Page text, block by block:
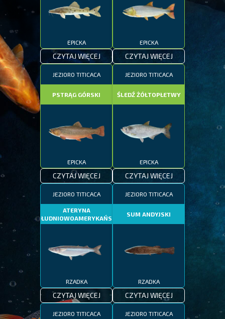
EPICKA
CZYTAJ WIĘCEJ
EPICKA
CZYTAJ WIĘCEJ
JEZIORO TITICACA
PSTRĄG GÓRSKI
EPICKA
CZYTAJ WIĘCEJ
JEZIORO TITICACA
ŚLEDŹ ŻÓŁTOPŁETWY
EPICKA
CZYTAJ WIĘCEJ
JEZIORO TITICACA
ATERYNA
POŁUDNIOWOAMERYKAŃSKA
RZADKA
CZYTAJ WIĘCEJ
JEZIORO TITICACA
SUM ANDYJSKI
RZADKA
CZYTAJ WIĘCEJ
JEZIORO TITICACA JEZIORO TITICACA